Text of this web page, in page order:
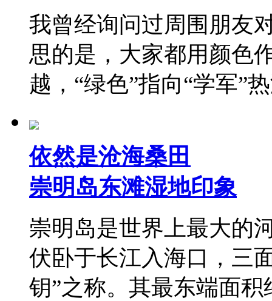
我曾经询问过周围朋友
思的是，大家都用颜色
越，“绿色”指向“学军”
依然是沧海桑田
崇明岛东滩湿地印象
崇明岛是世界上最大的
伏卧于长江入海口，三
钥”之称。其最东端面